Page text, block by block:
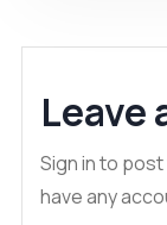
Leave
Sign in to
have any